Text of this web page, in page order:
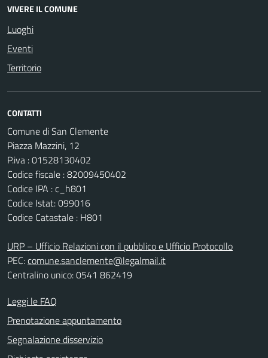
VIVERE IL COMUNE
Luoghi
Eventi
Territorio
CONTATTI
Comune di San Clemente
Piazza Mazzini, 12
P.iva : 01528130402
Codice fiscale : 82009450402
Codice IPA : c_h801
Codice Istat: 099016
Codice Catastale : H801
URP – Ufficio Relazioni con il pubblico e Ufficio Protocollo
PEC:comune.sanclemente@legalmail.it
Centralino unico: 0541 862419
Leggi le FAQ
Prenotazione appuntamento
Segnalazione disservizio